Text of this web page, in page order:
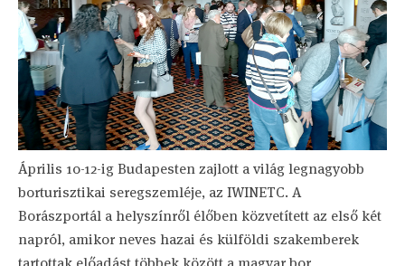
Április 10-12-ig Budapesten zajlott a világ legnagyobb
borturisztikai seregszemléje, az IWINETC. A
Borászportál a helyszínről élőben közvetített az első két
napról, amikor neves hazai és külföldi szakemberek